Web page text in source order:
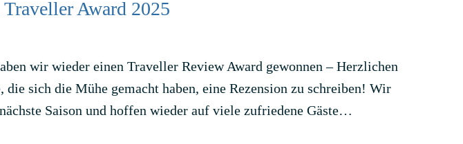
Award 2025
wir wieder einen Traveller Review Award gewonnen – Herzlichen
die sich die Mühe gemacht haben, eine Rezension zu schreiben! Wir
Saison und hoffen wieder auf viele zufriedene Gäste…